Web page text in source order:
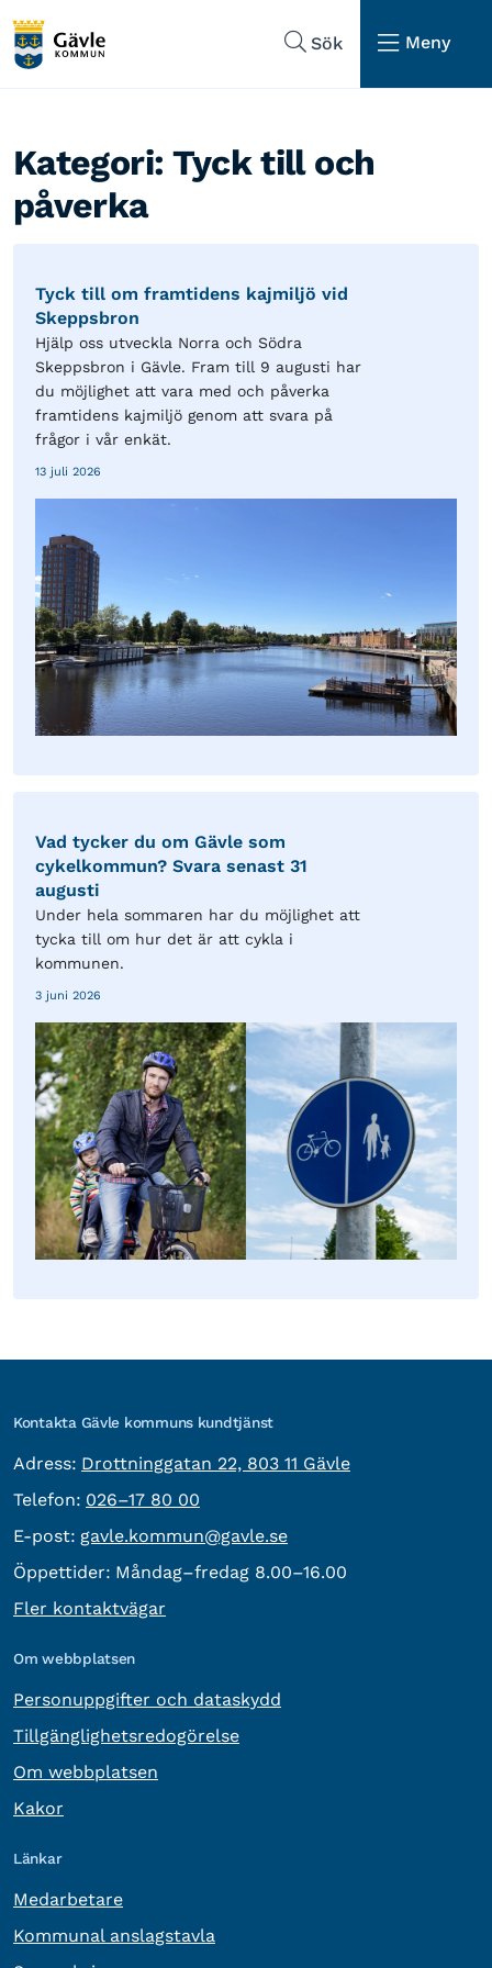
Sök
Meny
Kategori: Tyck till och
påverka
Tyck till om framtidens kajmiljö vid
Skeppsbron
Hjälp oss utveckla Norra och Södra
Skeppsbron i Gävle. Fram till 9 augusti har
du möjlighet att vara med och påverka
framtidens kajmiljö genom att svara på
frågor i vår enkät.
13 juli 2026
Vad tycker du om Gävle som
cykelkommun? Svara senast 31
augusti
Under hela sommaren har du möjlighet att
tycka till om hur det är att cykla i
kommunen.
3 juni 2026
Kontakta Gävle kommuns kundtjänst
Adress: besöksadress:
Drottninggatan 22, 803 11 Gävle
Telefon: Telefon:
026–17 80 00
E-post: E-post:
gavle.kommun@gavle.se
Öppettider: Måndag–fredag 8.00–16.00
Fler kontaktvägar
Om webbplatsen
Personuppgifter och dataskydd
Tillgänglighetsredogörelse
Om webbplatsen
Kakor
Länkar
Medarbetare
Kommunal anslagstavla